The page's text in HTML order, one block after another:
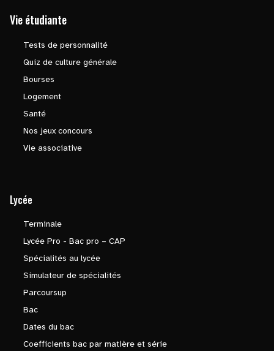
Vie étudiante
Tests de personnalité
Quiz de culture générale
Bourses
Logement
Santé
Nos jeux concours
Vie associative
Lycée
Terminale
Lycée Pro - Bac pro – CAP
Spécialités au lycée
Simulateur de spécialités
Parcoursup
Bac
Dates du bac
Coefficients bac par matière et série